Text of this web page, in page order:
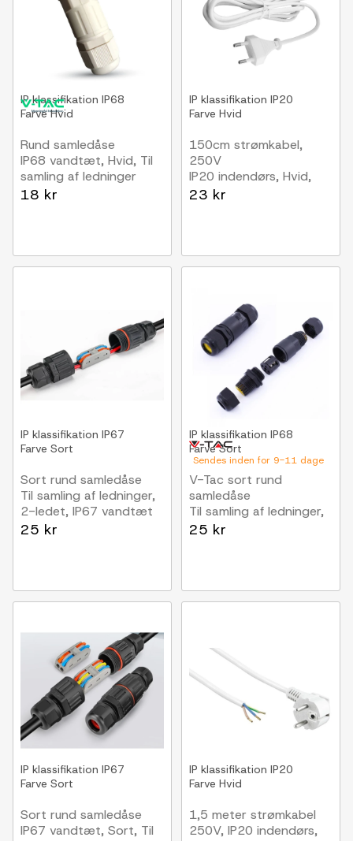
IP klassifikation IP68
FarveHvid
Rund samledåse
IP68 vandtæt, Hvid, Til
samling af ledninger
18 kr
IP klassifikation IP20
Farve Hvid
150cm strømkabel,
250V
IP20 indendørs, Hvid,
Eurostik og afisolerede
23 kr
IP klassifikation IP67
Farve Sort
Sort rund samledåse
Til samling af ledninger,
2-ledet, IP67 vandtæt
25 kr
Sendes inden for 9-11 dage
IP klassifikation IP68
FarveSort
V-Tac sort rund
samledåse
Til samling af ledninger,
IP68 vandtæt
25 kr
IP klassifikation IP67
Farve Sort
Sort rund samledåse
IP67 vandtæt, Sort, Til
IP klassifikation IP20
Farve Hvid
1,5 meter strømkabel
250V, IP20 indendørs,